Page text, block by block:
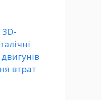
двигунів
втрат